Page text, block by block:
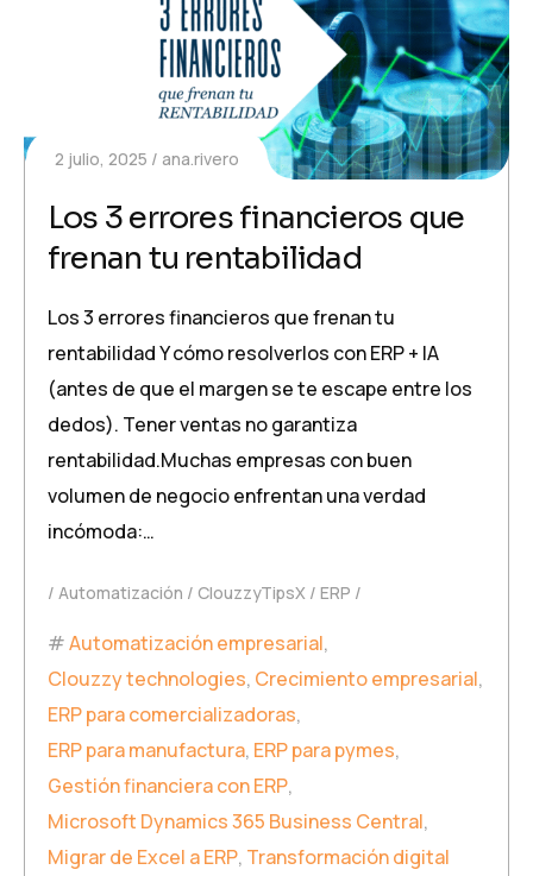
2 julio, 2025 ana.rivero
Los 3 errores financieros que
frenan tu rentabilidad
Los 3 errores financieros que frenan tu
rentabilidad Y cómo resolverlos con ERP + IA
(antes de que el margen se te escape entre los
dedos). Tener ventas no garantiza
rentabilidad.Muchas empresas con buen
volumen de negocio enfrentan una verdad
incómoda:…
Automatización ClouzzyTipsX ERP
Automatización empresarial,
Clouzzy technologies, Crecimiento empresarial,
ERP para comercializadoras,
ERP para manufactura, ERP para pymes,
Gestión financiera con ERP,
Microsoft Dynamics 365 Business Central,
Migrar de Excel a ERP, Transformación digital